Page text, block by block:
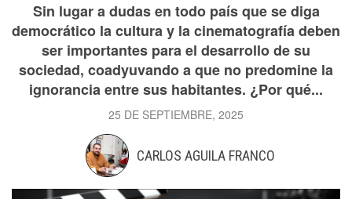
Sin lugar a dudas en todo país que se diga
democrático la cultura y la cinematografía deben
ser importantes para el desarrollo de su
sociedad, coadyuvando a que no predomine la
ignorancia entre sus habitantes. ¿Por qué...
25 DE SEPTIEMBRE, 2025
CARLOS AGUILA FRANCO